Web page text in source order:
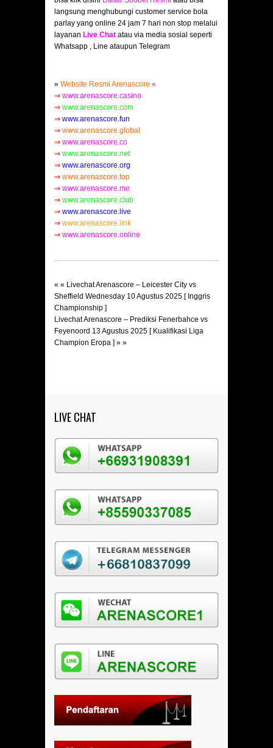
langsung menghubungi customer service bola
parlay yang online 24 jam 7 hari non stop melalui
layanan Live Chat atau via media sosial seperti
Whatsapp , Line ataupun Telegram
» Website Resmi Arenascore «
⇒ www.arenascore.casino
⇒ www.arenascore.com
⇒ www.arenascore.fun
⇒ www.arenascore.global
⇒ www.arenascore.co
⇒ www.arenascore.net
⇒ www.arenascore.org
⇒ www.arenascore.top
⇒ www.arenascore.me
⇒ www.arenascore.club
⇒ www.arenascore.live
⇒ www.arenascore.link
⇒ www.arenascore.online
« « Livechat Arenascore – Leicester City vs
Sheffield Wednesday 10 Agustus 2025 [ Inggris
Championship ]
Livechat Arenascore – Prediksi Fenerbahce vs
Feyenoord 13 Agustus 2025 [ Kualifikasi Liga
Champion Eropa ] » »
LIVE CHAT